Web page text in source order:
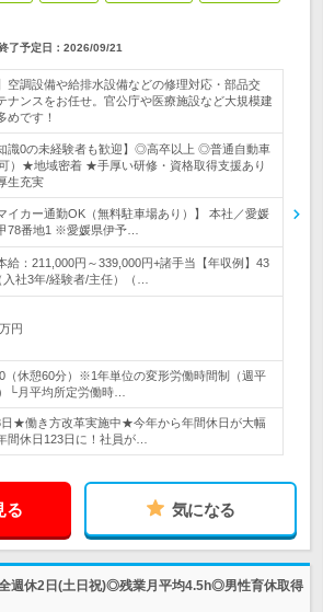
了予定日： 2026/09/21
空調設備や給排水設備などの修理対応・部品交
ナンスをお任せ。官公庁や医療施設など大規模建
めです！
識0の未経験者も歓迎】◎高卒以上 ◎普通自動車
）★地域密着 ★手厚い研修・資格取得支援あり
生充実
イカー通勤OK（無料駐車場あり）】 本社／愛媛
78番地1 ※愛媛県伊予…
給：211,000円～339,000円+諸手当【年収例】43
入社3年/経験者/主任）（…
円
（休憩60分）※1年単位の変形労働時間制（週平
└月平均所定労働時…
日★働き方改革実施中★今年から年間休日が大幅
間休日123日に！社員が…
る 気になる
週休2日(土日祝)◎残業月平均4.5h◎男性育休取得